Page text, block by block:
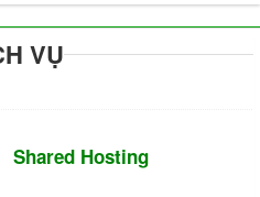
VỤ
Shared Hosting